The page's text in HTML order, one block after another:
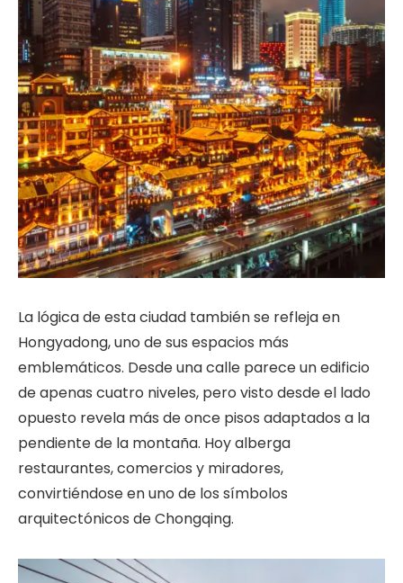
La lógica de esta ciudad también se refleja en
Hongyadong, uno de sus espacios más
emblemáticos. Desde una calle parece un edificio
de apenas cuatro niveles, pero visto desde el lado
opuesto revela más de once pisos adaptados a la
pendiente de la montaña. Hoy alberga
restaurantes, comercios y miradores,
convirtiéndose en uno de los símbolos
arquitectónicos de Chongqing.